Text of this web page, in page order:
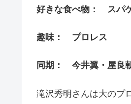
好きな食べ物： スパ
趣味： プロレス
同期： 今井翼・屋良
滝沢秀明さんは大のプ